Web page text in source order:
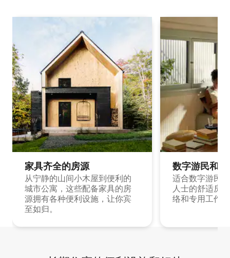
家具齐全的房源
从宁静的山间小木屋到便利的
城市公寓，这些配备家具的房
源拥有各种便利设施，让你宾
至如归。
数字游民和
适合数字游民
人士的舒适房
络和专用工作